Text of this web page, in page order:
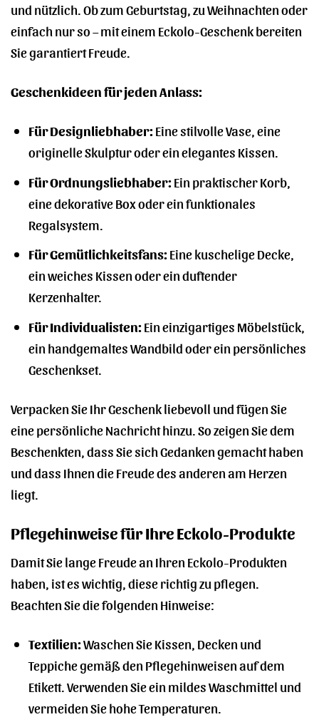
und nützlich. Ob zum Geburtstag, zu Weihnachten oder
einfach nur so – mit einem Eckolo-Geschenk bereiten
Sie garantiert Freude.
Geschenkideen für jeden Anlass:
Für Designliebhaber:Eine stilvolle Vase, eine
originelle Skulptur oder ein elegantes Kissen.
Für Ordnungsliebhaber:Ein praktischer Korb,
eine dekorative Box oder ein funktionales
Regalsystem.
Für Gemütlichkeitsfans:Eine kuschelige Decke,
ein weiches Kissen oder ein duftender
Kerzenhalter.
Für Individualisten:Ein einzigartiges Möbelstück,
ein handgemaltes Wandbild oder ein persönliches
Geschenkset.
Verpacken Sie Ihr Geschenk liebevoll und fügen Sie
eine persönliche Nachricht hinzu. So zeigen Sie dem
Beschenkten, dass Sie sich Gedanken gemacht haben
und dass Ihnen die Freude des anderen am Herzen
liegt.
Pflegehinweise für Ihre Eckolo-Produkte
Damit Sie lange Freude an Ihren Eckolo-Produkten
haben, ist es wichtig, diese richtig zu pflegen.
Beachten Sie die folgenden Hinweise:
Textilien:Waschen Sie Kissen, Decken und
Teppiche gemäß den Pflegehinweisen auf dem
Etikett. Verwenden Sie ein mildes Waschmittel und
vermeiden Sie hohe Temperaturen.